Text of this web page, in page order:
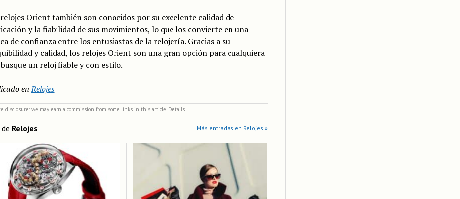
Orient también son conocidos por su excelente calidad de
y la fiabilidad de sus movimientos, lo que los convierte en una
de confianza entre los entusiastas de la relojería. Gracias a su
y calidad, los relojes Orient son una gran opción para cualquiera
busque un reloj fiable y con estilo.
en Relojes
disclosure: we may earn a commission from some links in this article. Details
de Relojes Más entradas en Relojes »